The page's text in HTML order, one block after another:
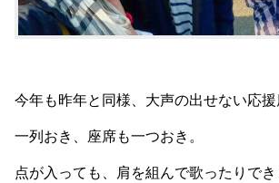
今年も昨年と同様、大声の出せない応援
一列おき、座席も一つおき。
点が入っても、肩を組んで歌ったりでき